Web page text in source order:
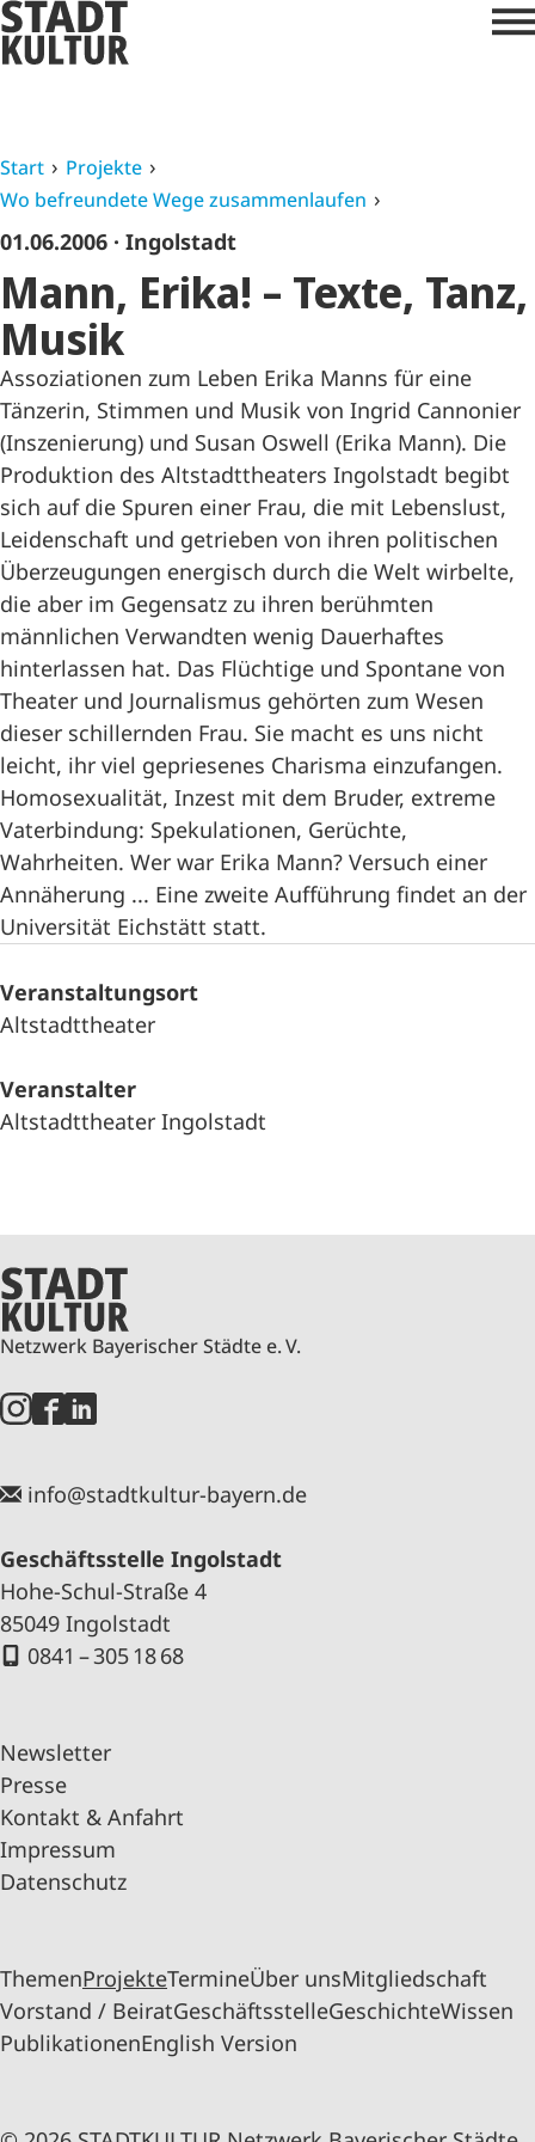
Start
Projekte
Wo befreundete Wege zusammenlaufen
01.06.2006 · Ingolstadt
Mann, Erika! – Texte, Tanz,
Musik
Assoziationen zum Leben Erika Manns für eine
Tänzerin, Stimmen und Musik von Ingrid Cannonier
(Inszenierung) und Susan Oswell (Erika Mann). Die
Produktion des Altstadttheaters Ingolstadt begibt
sich auf die Spuren einer Frau, die mit Lebenslust,
Leidenschaft und getrieben von ihren politischen
Überzeugungen energisch durch die Welt wirbelte,
die aber im Gegensatz zu ihren berühmten
männlichen Verwandten wenig Dauerhaftes
hinterlassen hat. Das Flüchtige und Spontane von
Theater und Journalismus gehörten zum Wesen
dieser schillernden Frau. Sie macht es uns nicht
leicht, ihr viel gepriesenes Charisma einzufangen.
Homosexualität, Inzest mit dem Bruder, extreme
Vaterbindung: Spekulationen, Gerüchte,
Wahrheiten. Wer war Erika Mann? Versuch einer
Annäherung ... Eine zweite Aufführung findet an der
Universität Eichstätt statt.
Veranstaltungsort
Altstadttheater
Veranstalter
Altstadttheater Ingolstadt
Netzwerk Bayerischer Städte e. V.
info@stadtkultur-bayern.de
Geschäftsstelle Ingolstadt
Hohe-Schul-Straße 4
85049 Ingolstadt
0841 – 305 18 68
Newsletter
Presse
Kontakt & Anfahrt
Impressum
Datenschutz
ThemenProjekteTermineÜber unsMitgliedschaft
Vorstand / BeiratGeschäftsstelleGeschichteWissen
PublikationenEnglish Version